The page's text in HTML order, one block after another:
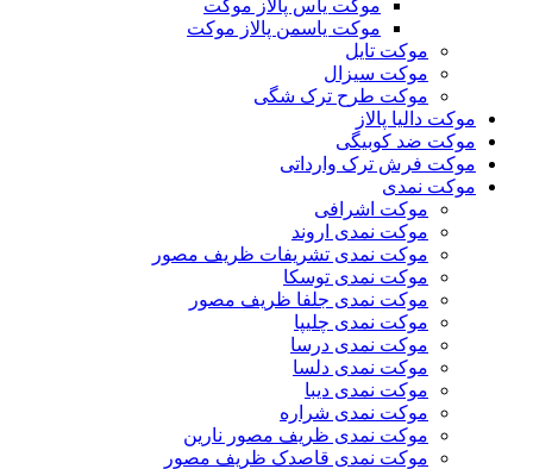
موکت یاس پالاز موکت
موکت یاسمن پالاز موکت
موکت تایل
موکت سیزال
موکت طرح ترک شگی
موکت دالیا پالاز
موکت ضد کوبیگی
موکت فرش ترک وارداتی
موکت نمدی
موکت اشرافی
موکت نمدی اروند
موکت نمدی تشریفات ظریف مصور
موکت نمدی توسکا
موکت نمدی جلفا ظریف مصور
موکت نمدی چلیپا
موکت نمدی درسا
موکت نمدی دلسا
موکت نمدی دیبا
موکت نمدی شراره
موکت نمدی ظریف مصور نارین
موکت نمدی قاصدک ظریف مصور